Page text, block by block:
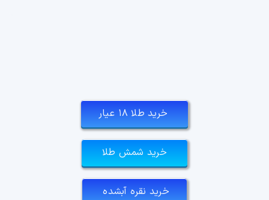
خرید طلا ۱۸ عیار
خرید شمش طلا
خرید نقره آبشده